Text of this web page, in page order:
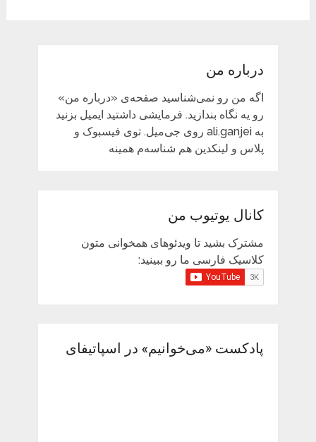
درباره من
اگه من رو نمی‌شناسید صفحه‌ی «درباره من»
رو یه نگاه بندازید. فرمایشی داشتید ایمیل بزنید
به ali.ganjei روی جی‌میل. توی فیسبوک و
پلاس و لینکدین هم شناسه‌م همینه
کانال یوتیوب من
مشترک بشید تا ویدئوهای همخوانی متون
کلاسیک فارسی ما رو ببینید:
پادکست «می‌خوانیم» در اسپاتیفای